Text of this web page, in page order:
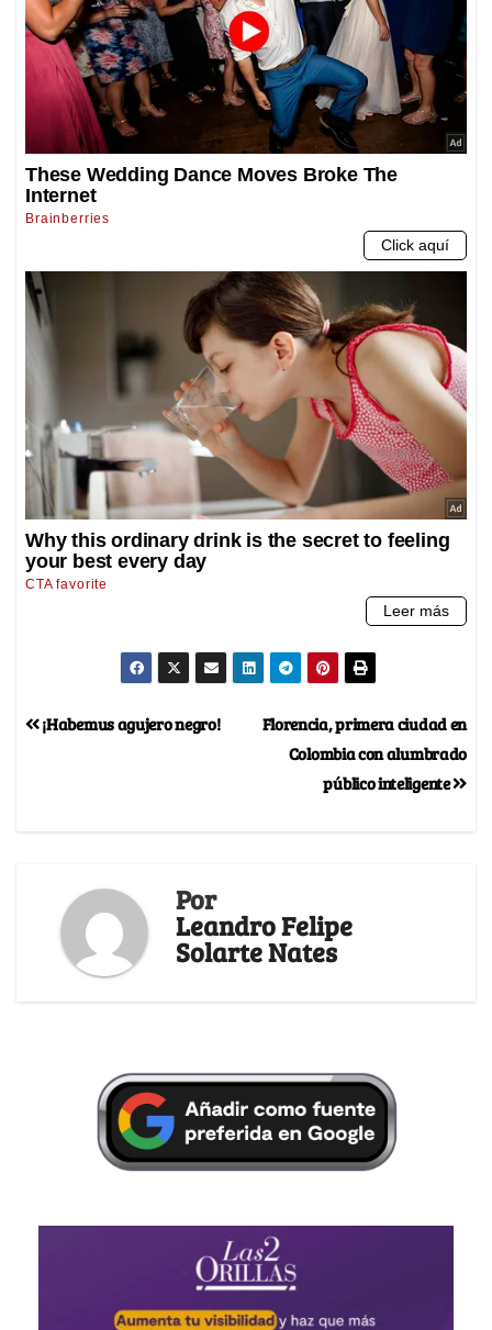
Florencia, primera ciudad en
Colombia con alumbrado
público inteligente
¡Habemus agujero negro!
Por
Leandro Felipe
Solarte Nates